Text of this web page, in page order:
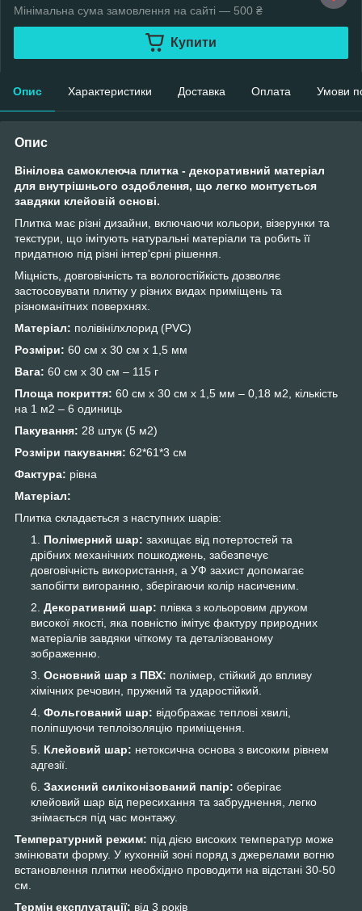
Мінімальна сума замовлення на сайті — 500 ₴
Купити
Опис Характеристики Доставка Оплата Умови
Опис
Вінілова самоклеюча плитка - декоративний матеріал
для внутрішнього оздоблення, що легко монтується
завдяки клейовій основі.
Плитка має різні дизайни, включаючи кольори, візерунки та
текстури, що імітують натуральні матеріали та робить її
придатною під різні інтер'єрні рішення.
Міцність, довговічність та вологостійкість дозволяє
застосовувати плитку у різних видах приміщень та
різноманітних поверхнях.
Матеріал: полівінілхлорид (PVC)
Розміри: 60 см х 30 см х 1,5 мм
Вага: 60 см х 30 см – 115 г
Площа покриття: 60 см х 30 см х 1,5 мм – 0,18 м2 , кількість
на 1 м2 – 6 одиниць
Пакування: 28 штук (5 м2)
Розміри пакування: 62*61*3 см
Фактура: рівна
Матеріал:
Плитка складається з наступних шарів:
Полімерний шар: захищає від потертостей та
дрібних механічних пошкоджень, забезпечує
довговічність використання, а УФ захист допомагає
запобігти вигоранню, зберігаючи колір насиченим.
Декоративний шар: плівка з кольоровим друком
високої якості, яка повністю імітує фактуру природних
матеріалів завдяки чіткому та деталізованому
зображенню.
Основний шар з ПВХ: полімер, стійкий до впливу
хімічних речовин, пружний та ударостійкий.
Фольгований шар: відображає теплові хвилі,
поліпшуючи теплоізоляцію приміщення.
Клейовий шар: нетоксична основа з високим рівнем
адгезії.
Захисний силіконізований папір: оберігає
клейовий шар від пересихання та забруднення, легко
знімається під час монтажу.
Температурний режим: під дією високих температур може
змінювати форму. У кухонній зоні поряд з джерелами вогню
встановлення плитки необхідно проводити на відстані 30-50
см.
Термін експлуатації: від 3 років